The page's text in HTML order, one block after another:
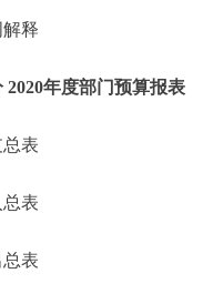
释
2020年度部门预算报表
表
表
表